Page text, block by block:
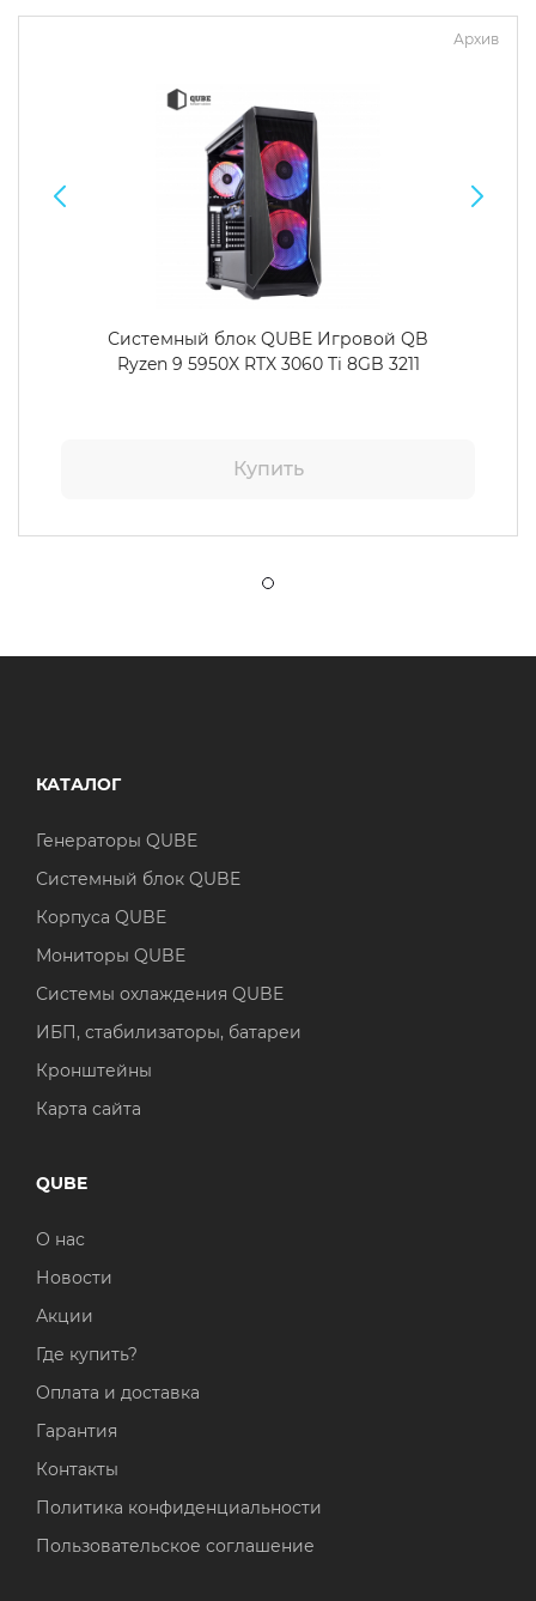
Архив
Системный блок QUBE Игровой QB
Ryzen 9 5950X RTX 3060 Ti 8GB 3211
Купить
КАТАЛОГ
Генераторы QUBE
Системный блок QUBE
Корпуса QUBE
Мониторы QUBE
Системы охлаждения QUBE
ИБП, стабилизаторы, батареи
Кронштейны
Карта сайта
QUBE
О нас
Новости
Акции
Где купить?
Оплата и доставка
Гарантия
Контакты
Политика конфиденциальности
Пользовательское соглашение